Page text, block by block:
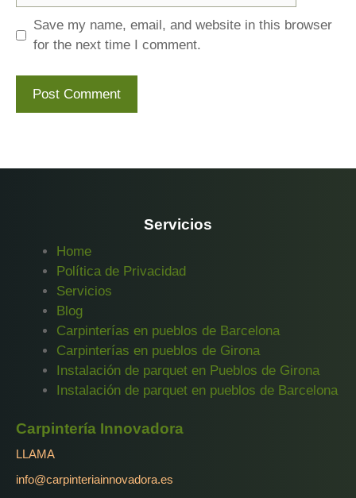
Save my name, email, and website in this browser
for the next time I comment.
Servicios
Home
Política de Privacidad
Servicios
Blog
Carpinterías en pueblos de Barcelona
Carpinterías en pueblos de Girona
Instalación de parquet en Pueblos de Girona
Instalación de parquet en pueblos de Barcelona
Carpintería Innovadora
LLAMA
info@carpinteriainnovadora.es